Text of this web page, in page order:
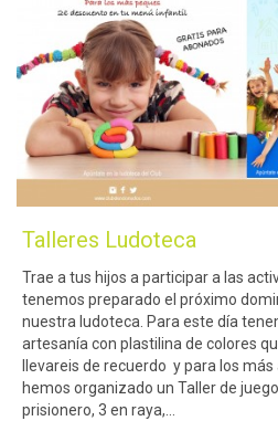
Talleres Ludoteca
Trae a tus hijos a participar a las
tenemos preparado el próximo
nuestra ludoteca. Para este día
artesanía con plastilina de colores
llevareis de recuerdo y para los
hemos organizado un Taller de
prisionero, 3 en raya,…